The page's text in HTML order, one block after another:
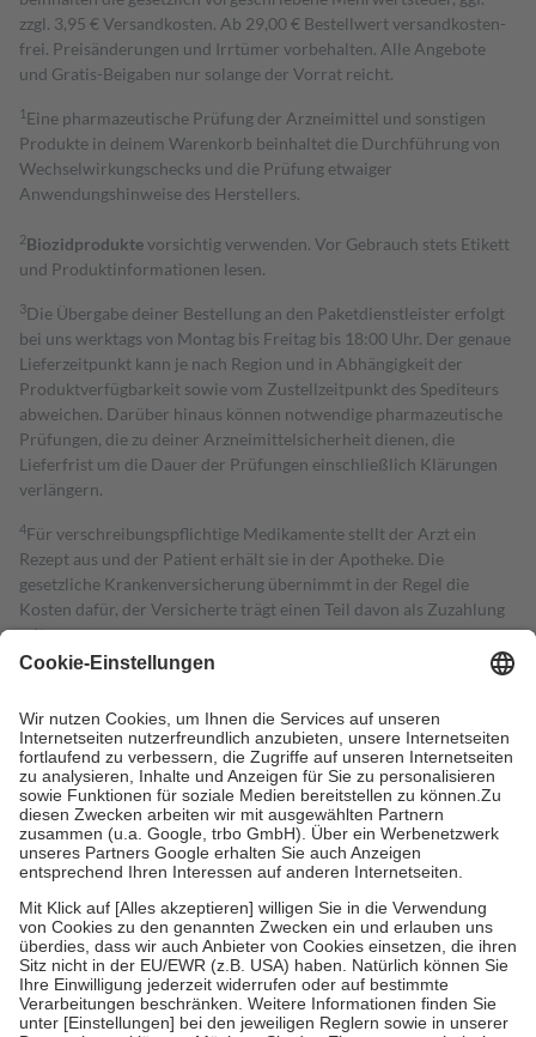
zzgl. 3,95 € Versandkosten. Ab 29,00 € Bestell­wert versand­kosten­
frei. Preisänderungen und Irrtümer vorbehalten. Alle Angebote
und Gratis-Beigaben nur solange der Vorrat reicht.
1 Eine pharmazeutische Prüfung der Arzneimittel und sonstigen
Produkte in deinem Warenkorb beinhaltet die Durchführung von
Wechselwirkungschecks und die Prüfung etwaiger
Anwendungshinweise des Herstellers.
2Biozidproduktevorsichtig verwenden. Vor Gebrauch stets Etikett
und Produktinformationen lesen.
3Die Übergabe deiner Bestellung an den Paketdienstleister erfolgt
bei uns werktags von Montag bis Freitag bis 18:00 Uhr. Der genaue
Lieferzeitpunkt kann je nach Region und in Abhängigkeit der
Produktverfügbarkeit sowie vom Zustellzeitpunkt des Spediteurs
abweichen. Darüber hinaus können notwendige pharmazeutische
Prüfungen, die zu deiner Arzneimittelsicherheit dienen, die
Lieferfrist um die Dauer der Prüfungen einschließlich Klärungen
verlängern.
4Für verschreibungspflichtige Medikamente stellt der Arzt ein
Rezept aus und der Patient erhält sie in der Apotheke. Die
gesetzliche Krankenversicherung übernimmt in der Regel die
Kosten dafür, der Versicherte trägt einen Teil davon als Zuzahlung
mit.
Grundsätzlich leisten Mitglieder Zuzahlungen in Höhe von zehn
höchstens zehn Euro.
Es sind jedoch nie mehr als die tatsächlichen
Kosten der Leistung zu entrichten.
Diese Regeln gelten grundsätzlich auch für Online-Apotheken.
Bei Heilmitteln und häuslicher Krankenpflege beträgt die
Zuzahlung zehn Prozent der Kosten sowie zehn Euro je
Verordnung.
Um das Engagement der Versicherten für ihre eigene Gesundheit zu
stärken und die besondere Stellung der Familie zu unterstützen,
fallenkeine Zuzahlungenan bei:
• Kindern und Jugendlichen bis zum vollendeten 18. Lebensjahr
mit Ausnahme der Fahrkosten
• Untersuchungen zur Vorsorge und Früherkennung, die von der
GKV getragen werden